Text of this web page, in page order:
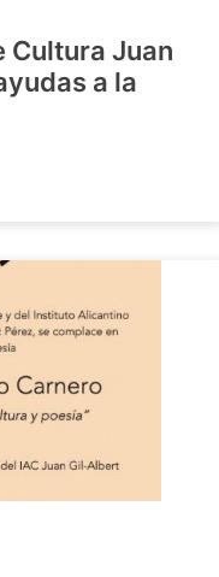
Cultura Juan
a la